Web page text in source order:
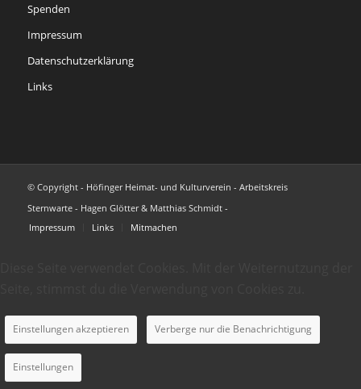
Spenden
Impressum
Datenschutzerklärung
Links
© Copyright - Höfinger Heimat- und Kulturverein - Arbeitskreis
Sternwarte - Hagen Glötter & Matthias Schmidt -
Impressum
Links Mitmachen
Einstellungen akzeptieren Verberge nur die Benachrichtigung
Einstellungen